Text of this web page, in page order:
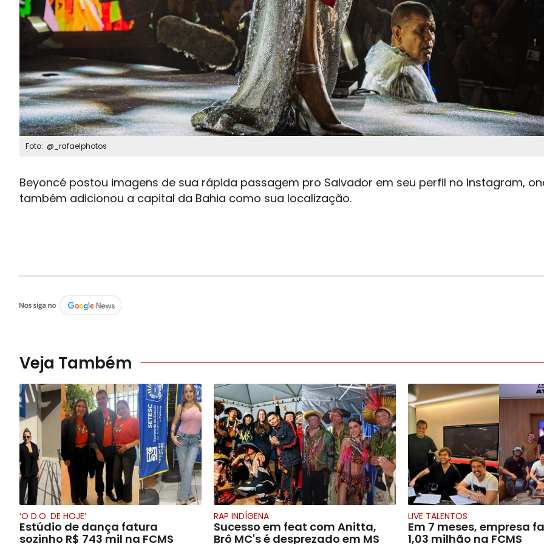
Foto: @_rafaelphotos
Beyoncé postou imagens de sua rápida passagem pro Salvador em seu perfil no Instagram,
também adicionou a capital da Bahia como sua localização.
Veja Também
‘O D.O. DE HOJE’
Estúdio de dança fatura
sozinho R$ 743 mil na FCMS
RAP INDÍGENA
Sucesso em feat com Anitta,
Brô MC's é desprezado em MS
LIVE TALENTOS
Em 7 meses, empresa
1,03 milhão na FCMS